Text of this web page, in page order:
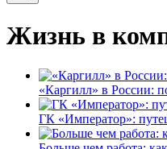
Жизнь в
«Каргилл» в России:
ГК «Император»: